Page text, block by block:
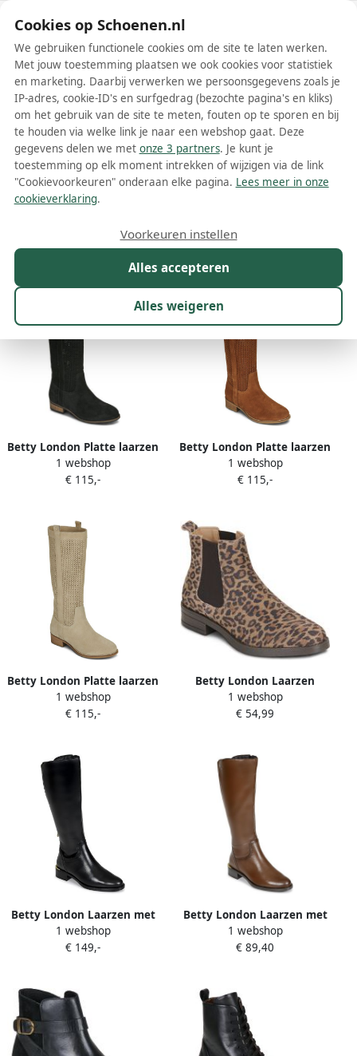
Schoenen.nl
Wis filters Alle filters
Betty London dames laarzen
Meer lezen
Betty London Platte laarzen
DIVOULI
1 webshop
€ 115,-
Betty London Platte laarzen
DIVOULI
1 webshop
€ 115,-
Betty London Platte laarzen
DIVOULI
1 webshop
€ 115,-
Betty London Laarzen
NORA
1 webshop
€ 54,99
Betty London Laarzen met
hakken MARCIA
1 webshop
€ 149,-
Betty London Laarzen met
hakken MARCIA
1 webshop
€ 89,40
Cookies op Schoenen.nl
We gebruiken functionele cookies om de site te laten werken.
Met jouw toestemming plaatsen we ook cookies voor statistiek
en marketing. Daarbij verwerken we persoonsgegevens zoals je
IP-adres, cookie-ID's en surfgedrag (bezochte pagina's en kliks)
om het gebruik van de site te meten, fouten op te sporen en bij
te houden via welke link je naar een webshop gaat. Deze
gegevens delen we met onze 3 partners. Je kunt je
toestemming op elk moment intrekken of wijzigen via de link
"Cookievoorkeuren" onderaan elke pagina. Lees meer in onze
cookieverklaring.
Alles accepteren
Alles weigeren
Voorkeuren instellen